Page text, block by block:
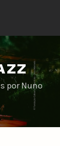
por Nuno